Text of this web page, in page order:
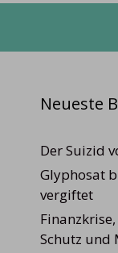
Neueste
Der Suizid
Glyphosat
vergiftet
Schutz und